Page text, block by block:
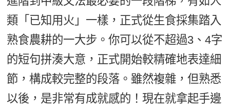
類「已知用火」一樣，正式從生食採集踏入
熟食農耕的一大步。你可以從不超過3、4字
的短句拼湊大意，正式開始較精確地表達細
節，構成較完整的段落。雖然複雜，但熟悉
以後，是非常有成就感的！現在就拿起手邊